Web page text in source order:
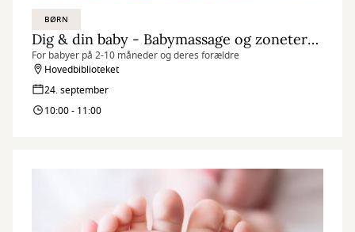
BØRN
Dig & din baby - Babymassage og zoneterapi
For babyer på 2-10 måneder og deres forældre
Hovedbiblioteket
24. september
10:00 - 11:00